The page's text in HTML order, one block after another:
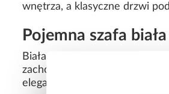
wnętrza, a klasyczne drzwi
Pojemna szafa
Biała kolorystyka w
zachować jednolitą,
elegancji i sprawiają, że